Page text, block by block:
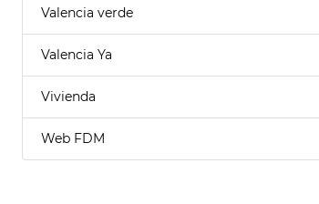
Valencia verde
Valencia Ya
Vivienda
Web FDM